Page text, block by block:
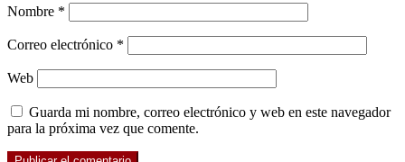
Nombre *
Correo electrónico *
Web
Guarda mi nombre, correo electrónico y web en este navegador
para la próxima vez que comente.